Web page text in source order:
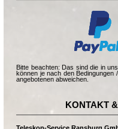
Bitte beachten: Das sind die in
können je nach den Bedingungen
angebotenen abweichen.
KONTAKT